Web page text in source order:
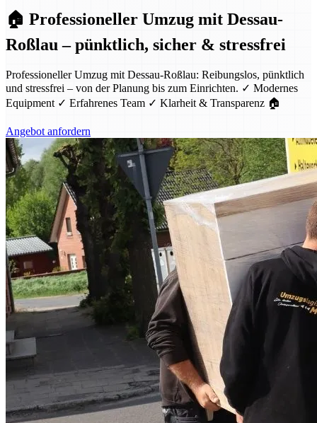
🏠 Professioneller Umzug mit Dessau-
Roßlau – pünktlich, sicher & stressfrei
Professioneller Umzug mit Dessau-Roßlau: Reibungslos, pünktlich
und stressfrei – von der Planung bis zum Einrichten. ✓ Modernes
Equipment ✓ Erfahrenes Team ✓ Klarheit & Transparenz 🏠
Angebot anfordern